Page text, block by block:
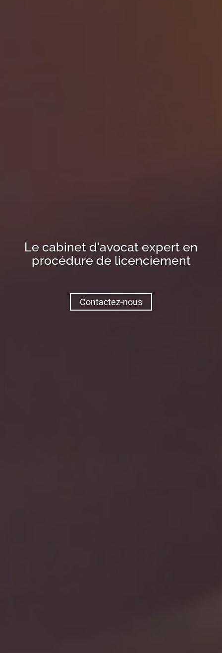
Le cabinet d'avocat expert en
procédure de licenciement
Contactez-nous